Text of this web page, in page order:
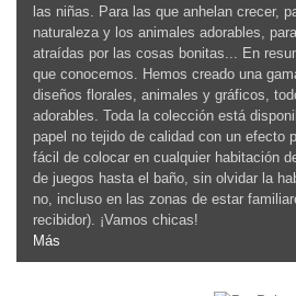
las niñas. Para las que anhelan crecer,
naturaleza y los animales adorables,
atraídas por las cosas bonitas... En
que conocemos. Hemos creado una
diseños florales, animales y gráficos,
adorables. Toda la colección está
papel no tejido de calidad con un efecto
fácil de colocar en cualquier habitación
de juegos hasta el baño, sin olvidar la
no, incluso en las zonas de estar
recibidor). ¡Vamos chicas!
Más